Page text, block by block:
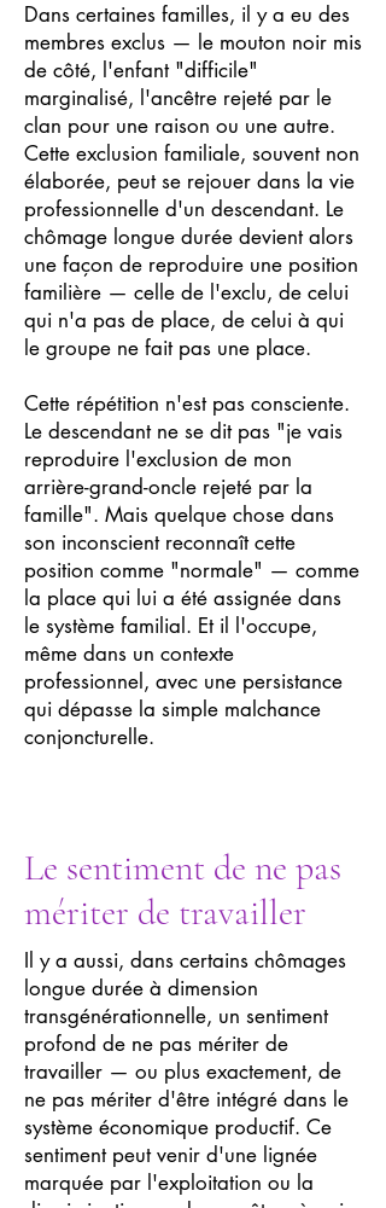
Dans certaines familles, il y a eu des
membres exclus — le mouton noir mis
de côté, l'enfant "difficile"
marginalisé, l'ancêtre rejeté par le
clan pour une raison ou une autre.
Cette exclusion familiale, souvent non
élaborée, peut se rejouer dans la vie
professionnelle d'un descendant. Le
chômage longue durée devient alors
une façon de reproduire une position
familière — celle de l'exclu, de celui
qui n'a pas de place, de celui à qui
le groupe ne fait pas une place.
Cette répétition n'est pas consciente.
Le descendant ne se dit pas "je vais
reproduire l'exclusion de mon
arrière-grand-oncle rejeté par la
famille". Mais quelque chose dans
son inconscient reconnaît cette
position comme "normale" — comme
la place qui lui a été assignée dans
le système familial. Et il l'occupe,
même dans un contexte
professionnel, avec une persistance
qui dépasse la simple malchance
conjoncturelle.
Le sentiment de ne pas
mériter de travailler
Il y a aussi, dans certains chômages
longue durée à dimension
transgénérationnelle, un sentiment
profond de ne pas mériter de
travailler — ou plus exactement, de
ne pas mériter d'être intégré dans le
système économique productif. Ce
sentiment peut venir d'une lignée
marquée par l'exploitation ou la